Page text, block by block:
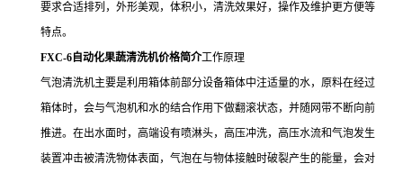
要求合适排列，外形美观，体积小，清洗效果好，操作及维护更方便等
特点。
FXC-6自动化果蔬清洗机价格简介工作原理
气泡清洗机主要是利用箱体前部分设备箱体中注适量的水，原料在经过
箱体时，会与气泡机和水的结合作用下做翻滚状态，并随网带不断向前
推进。在出水面时，高端设有喷淋头，高压冲洗，高压水流和气泡发生
装置冲击被清洗物体表面，气泡在与物体接触时破裂产生的能量，会对